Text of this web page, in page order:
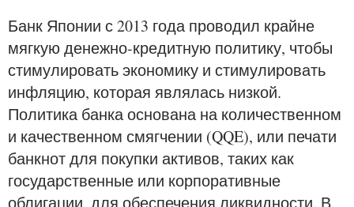
Банк Японии с 2013 года проводил крайне
мягкую денежно-кредитную политику, чтобы
стимулировать экономику и стимулировать
инфляцию, которая являлась низкой.
Политика банка основана на количественном
и качественном смягчении (QQE), или печати
банкнот для покупки активов, таких как
государственные или корпоративные
облигации, для обеспечения ликвидности. В